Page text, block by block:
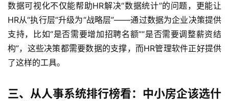
数据可视化不仅能帮助HR解决“数据统计”的问题，更能让
HR从“执行层”升级为“战略层”——通过数据为企业决策提供
支持，比如“是否需要增加招聘名额”“是否需要调整薪资结
构”，这些决策都需要数据的支撑，而HR管理软件正好提供
了这样的工具。
三、从人事系统排行榜看：中小房企该选什